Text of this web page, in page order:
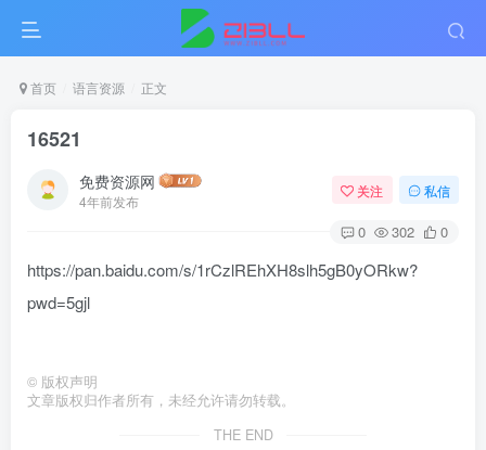
首页 语言资源 正文
16521
免费资源网
4年前发布
关注 私信
0 302 0
https://pan.baidu.com/s/1rCzlREhXH8slh5gB0yORkw?
pwd=5gjl
© 版权声明
文章版权归作者所有，未经允许请勿转载。
THE END